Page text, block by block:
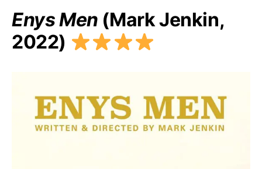
Enys Men (Mark Jenkin,
2022)